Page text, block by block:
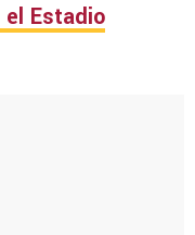
Estadio